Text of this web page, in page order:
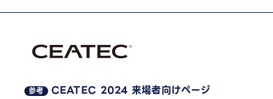
参考 CEATEC 2024 来場者向けページ